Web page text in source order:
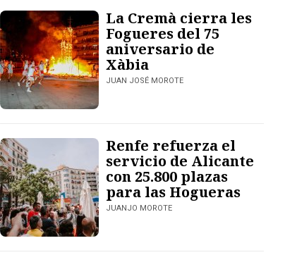
La Cremà cierra les
Fogueres del 75
aniversario de
Xàbia
JUAN JOSÉ MOROTE
Renfe refuerza el
servicio de Alicante
con 25.800 plazas
para las Hogueras
JUANJO MOROTE